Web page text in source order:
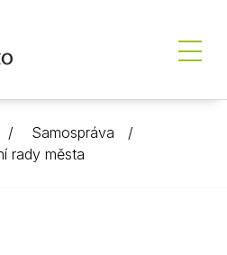
Samospráva
rady města